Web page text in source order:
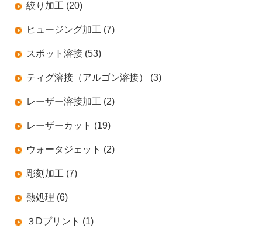
絞り加工 (20)
ヒュージング加工 (7)
スポット溶接 (53)
ティグ溶接（アルゴン溶接） (3)
レーザー溶接加工 (2)
レーザーカット (19)
ウォータジェット (2)
彫刻加工 (7)
熱処理 (6)
３Dプリント (1)